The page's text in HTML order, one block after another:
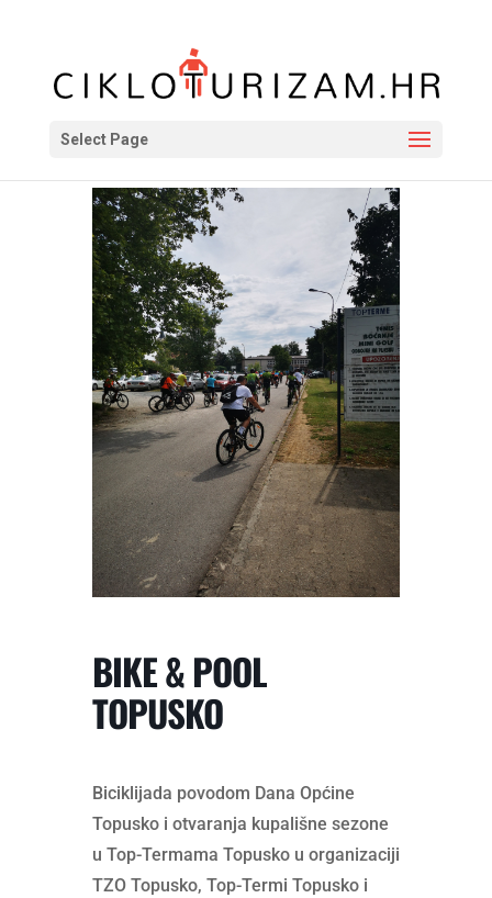
Select Page
BIKE & POOL
TOPUSKO
Biciklijada povodom Dana Općine
Topusko i otvaranja kupališne sezone
u Top-Termama Topusko u organizaciji
TZO Topusko, Top-Termi Topusko i